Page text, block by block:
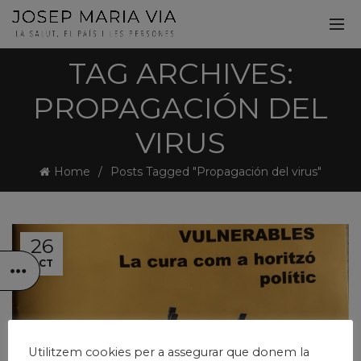
TAG ARCHIVES:
PROPAGACIÓN DEL
VIRUS
Home Posts Tagged "Propagación del virus"
26
OCT
Utilitzem cookies per a assegurar que donem la